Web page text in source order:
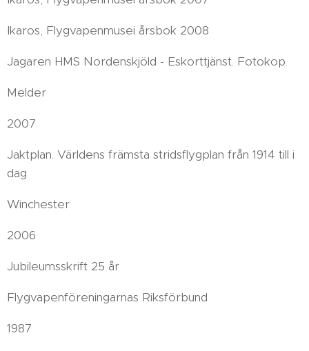
Ikaros, Flygvapenmusei årsbok 2008
Jagaren HMS Nordenskjöld - Eskorttjänst. Fotokop.
Melder
2007
Jaktplan. Världens främsta stridsflygplan från 1914 till i
dag
Winchester
2006
Jubileumsskrift 25 år
Flygvapenföreningarnas Riksförbund
1987